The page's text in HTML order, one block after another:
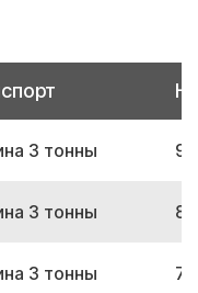
3 тонны
3 тонны
3 тонны